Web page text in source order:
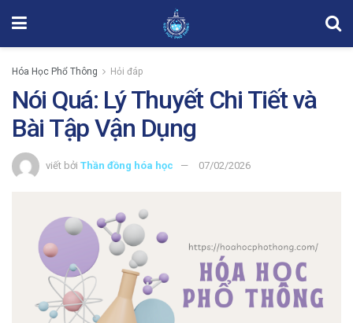
Hóa Học Phổ Thông Hỏi đáp
Nói Quá: Lý Thuyết Chi Tiết và
Bài Tập Vận Dụng
viết bởi Thần đồng hóa học 07/02/2026